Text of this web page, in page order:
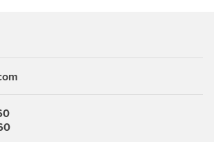
автоматизированного запуска.
восстановление с дисковых и
в локальной сети организации и